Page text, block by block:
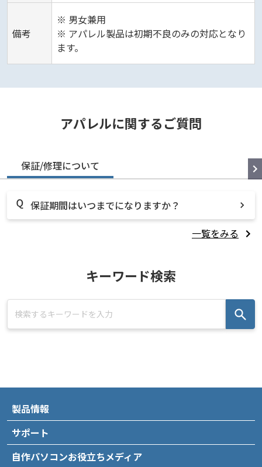
備考
※ 男女兼用
※ アパレル製品は初期不良のみの対応となり
ます。
アパレルに関するご質問
保証/修理について
保証期間はいつまでになりますか？
一覧をみる
キーワード検索
製品情報
サポート
自作パソコンお役立ちメディア